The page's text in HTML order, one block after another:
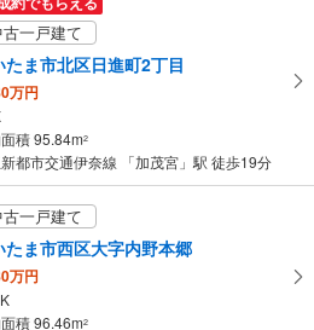
一戸建て
たま市北区日進町2丁目
万円
積 95.84m2
都市交通伊奈線 「加茂宮」駅 徒歩19分
一戸建て
たま市西区大字内野本郷
万円
積 96.46m2